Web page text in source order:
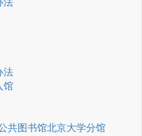
法
馆
共图书馆北京大学分馆